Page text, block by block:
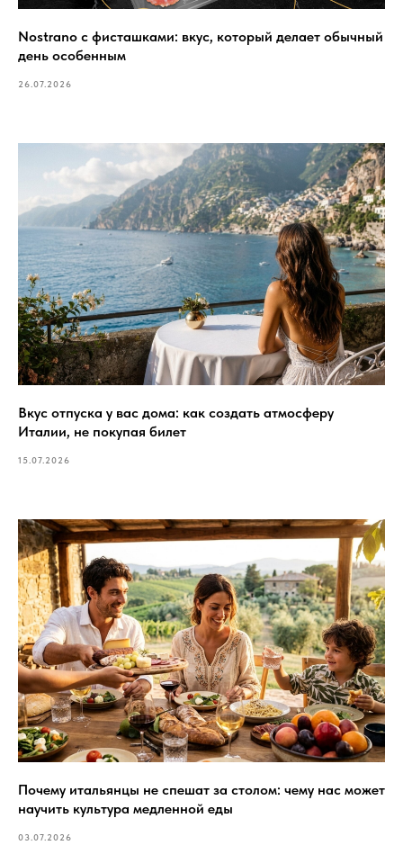
Nostrano с фисташками: вкус, который делает обычный
день особенным
26.07.2026
Вкус отпуска у вас дома: как создать атмосферу
Италии, не покупая билет
15.07.2026
Почему итальянцы не спешат за столом: чему нас может
научить культура медленной еды
03.07.2026